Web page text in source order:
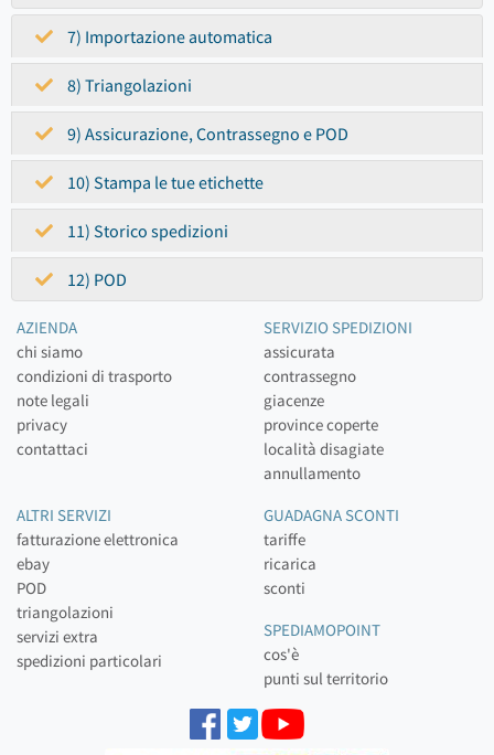
7) Importazione automatica
8) Triangolazioni
9) Assicurazione, Contrassegno e POD
10) Stampa le tue etichette
11) Storico spedizioni
12) POD
AZIENDA
chi siamo
condizioni di trasporto
note legali
privacy
contattaci
SERVIZIO SPEDIZIONI
assicurata
contrassegno
giacenze
province coperte
località disagiate
annullamento
ALTRI SERVIZI
fatturazione elettronica
ebay
POD
triangolazioni
servizi extra
spedizioni particolari
GUADAGNA SCONTI
tariffe
ricarica
sconti
SPEDIAMOPOINT
cos'è
punti sul territorio